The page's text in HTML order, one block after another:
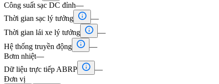
Công suất sạc DC đỉnh—
Thời gian sạc lý tưởng  —
Thời gian lái xe lý tưởng  —
Hệ thống truyền động  —
Bơm nhiệt—
Dữ liệu trực tiếp ABRP  —
Đơn vị